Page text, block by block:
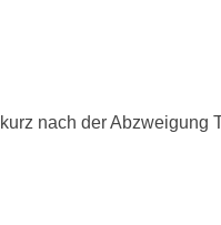
nach der Abzweigung